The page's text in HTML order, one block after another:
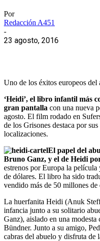
Por
Redacción A451
-
23 agosto, 2016
Uno de los éxitos europeos del
‘Heidi’, el libro infantil más
gran pantalla con una nueva
agosto. El film rodado en
de los Grisones destaca por
localizaciones.
El papel del
Bruno Ganz, y el de Heidi
estrenos por Europa la
de dólares. El libro ha sido
vendido más de 50 millones
La huerfanita Heidi (Anuk
infancia junto a su solitario
Ganz), aislado en una modesta
Bündner. Junto a su amigo,
cabras del abuelo y disfruta de